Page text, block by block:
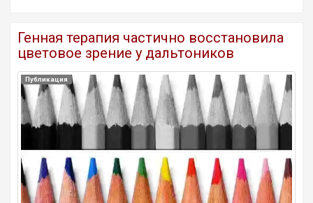
Генная терапия частично восстановила
цветовое зрение у дальтоников
Публикация